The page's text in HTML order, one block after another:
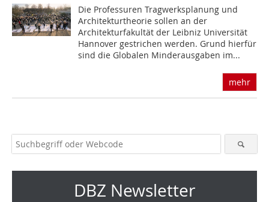
Die Professuren Tragwerksplanung und
Architekturtheorie sollen an der
Architekturfakultät der Leibniz Universität
Hannover gestrichen werden. Grund hierfür
sind die Globalen Minderausgaben im...
mehr
DBZ Newsletter